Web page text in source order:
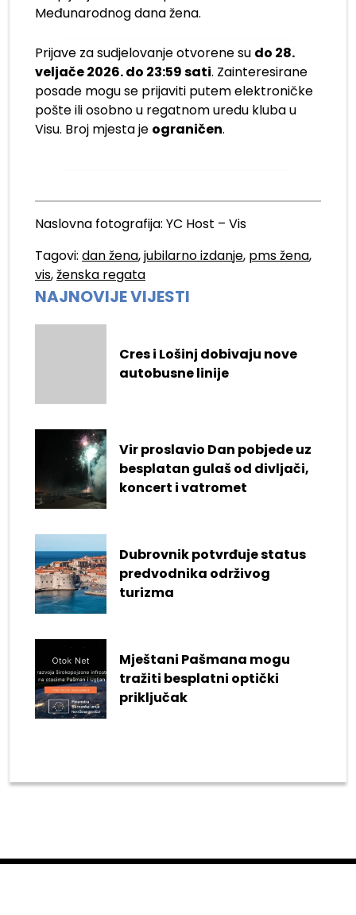
Međunarodnog dana žena.
Prijave za sudjelovanje otvorene su do 28.
veljače 2026. do 23:59 sati. Zainteresirane
posade mogu se prijaviti putem elektroničke
pošte ili osobno u regatnom uredu kluba u
Visu. Broj mjesta je ograničen.
Naslovna fotografija: YC Host – Vis
Tagovi: dan žena,jubilarno izdanje, pms žena,
vis,ženska regata
NAJNOVIJE VIJESTI
Cres i Lošinj dobivaju nove
autobusne linije
Vir proslavio Dan pobjede uz
besplatan gulaš od divljači,
koncert i vatromet
Dubrovnik potvrđuje status
predvodnika održivog
turizma
Mještani Pašmana mogu
tražiti besplatni optički
priključak